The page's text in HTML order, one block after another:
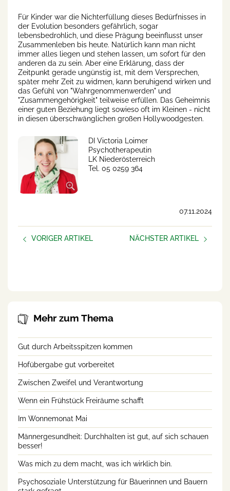
Für Kinder war die Nichterfüllung dieses Bedürfnisses in
der Evolution besonders gefährlich, sogar
lebensbedrohlich, und diese Prägung beeinflusst unser
Zusammenleben bis heute. Natürlich kann man nicht
immer alles liegen und stehen lassen, um sofort für den
anderen da zu sein. Aber eine Erklärung, dass der
Zeitpunkt gerade ungünstig ist, mit dem Versprechen,
später mehr Zeit zu widmen, kann beruhigend wirken und
das Gefühl von "Wahrgenommenwerden" und
"Zusammengehörigkeit" teilweise erfüllen. Das Geheimnis
einer guten Beziehung liegt sowieso oft im Kleinen - nicht
in diesen überschwänglichen großen Hollywoodgesten.
DI Victoria Loimer
Psychotherapeutin
LK Niederösterreich
Tel. 05 0259 364
07.11.2024
VORIGER ARTIKEL
NÄCHSTER ARTIKEL
Mehr zum Thema
Gut durch Arbeitsspitzen kommen
Hofübergabe gut vorbereitet
Zwischen Zweifel und Verantwortung
Wenn ein Frühstück Freiräume schafft
Im Wonnemonat Mai
Männergesundheit: Durchhalten ist gut, auf sich schauen
besser!
Was mich zu dem macht, was ich wirklich bin.
Psychosoziale Unterstützung für Bäuerinnen und Bauern